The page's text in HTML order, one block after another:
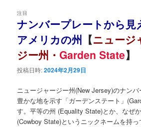
ナンバープレートから見
アメリカの州 【ニュージ
ジー州・ Garden State】
注目
投稿日時:2024年2月29日
ニュージャージー州(New Jersey)のナン
豊かな地を示す「ガーデンステート」
す。平等の州 (Equality State)とか、なぜ
(Cowboy State)というニックネームを持っ